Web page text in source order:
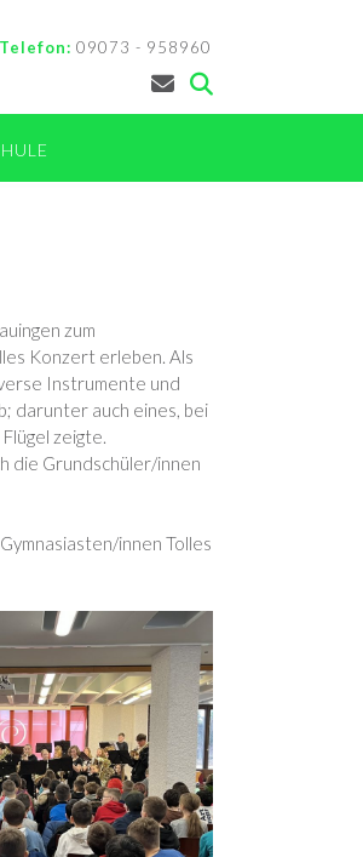
Telefon: 09073 - 958960
zum
Konzert erleben. Als
Instrumente und
darunter auch eines, bei
zeigte.
die Grundschüler/innen
innen Tolles